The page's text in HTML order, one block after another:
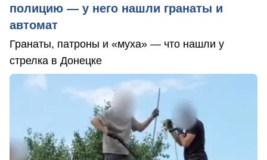
полицию — у него нашли гранаты и
автомат
Гранаты, патроны и «муха» — что нашли у
стрелка в Донецке